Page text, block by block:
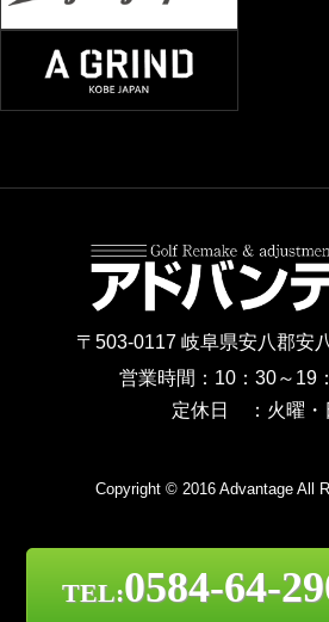
〒503-0117 岐阜県安八郡安
TEL:0584-64-
営業時間：10：30
定休日 ：火曜・
Copyright © 2016 Advantage All